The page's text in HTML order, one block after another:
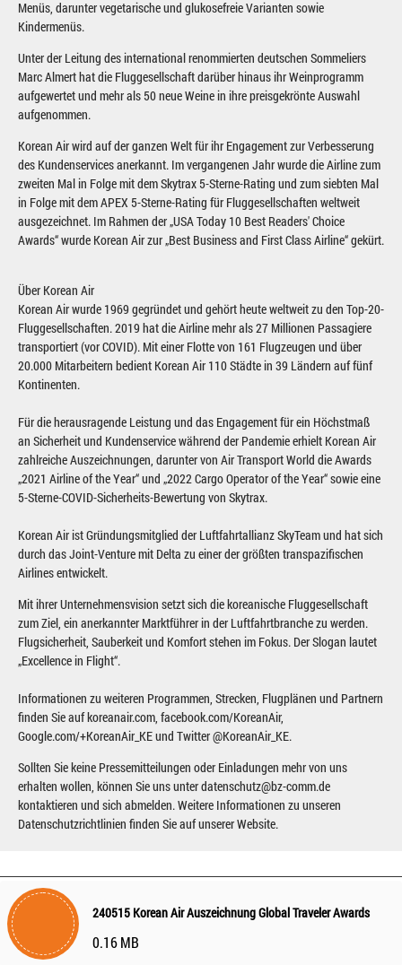
Menüs, darunter vegetarische und glukosefreie Varianten sowie
Kindermenüs.
Unter der Leitung des international renommierten deutschen Sommeliers
Marc Almert hat die Fluggesellschaft darüber hinaus ihr Weinprogramm
aufgewertet und mehr als 50 neue Weine in ihre preisgekrönte Auswahl
aufgenommen.
Korean Air wird auf der ganzen Welt für ihr Engagement zur Verbesserung
des Kundenservices anerkannt. Im vergangenen Jahr wurde die Airline zum
zweiten Mal in Folge mit dem Skytrax 5-Sterne-Rating und zum siebten Mal
in Folge mit dem APEX 5-Sterne-Rating für Fluggesellschaften weltweit
ausgezeichnet. Im Rahmen der „USA Today 10 Best Readers' Choice
Awards“ wurde Korean Air zur „Best Business and First Class Airline“ gekürt.
Über Korean Air
Korean Air wurde 1969 gegründet und gehört heute weltweit zu den Top-20-
Fluggesellschaften. 2019 hat die Airline mehr als 27 Millionen Passagiere
transportiert (vor COVID). Mit einer Flotte von 161 Flugzeugen und über
20.000 Mitarbeitern bedient Korean Air 110 Städte in 39 Ländern auf fünf
Kontinenten.
Für die herausragende Leistung und das Engagement für ein Höchstmaß
an Sicherheit und Kundenservice während der Pandemie erhielt Korean Air
zahlreiche Auszeichnungen, darunter von Air Transport World die Awards
„2021 Airline of the Year“ und „2022 Cargo Operator of the Year“ sowie eine
5-Sterne-COVID-Sicherheits-Bewertung von Skytrax.
Korean Air ist Gründungsmitglied der Luftfahrtallianz SkyTeam und hat sich
durch das Joint-Venture mit Delta zu einer der größten transpazifischen
Airlines entwickelt.
Mit ihrer Unternehmensvision setzt sich die koreanische Fluggesellschaft
zum Ziel, ein anerkannter Marktführer in der Luftfahrtbranche zu werden.
Flugsicherheit, Sauberkeit und Komfort stehen im Fokus. Der Slogan lautet
„Excellence in Flight“.
Informationen zu weiteren Programmen, Strecken, Flugplänen und Partnern
finden Sie auf koreanair.com, facebook.com/KoreanAir,
Google.com/+KoreanAir_KE und Twitter @KoreanAir_KE.
Sollten Sie keine Pressemitteilungen oder Einladungen mehr von uns
erhalten wollen, können Sie uns unter datenschutz@bz-comm.de
kontaktieren und sich abmelden. Weitere Informationen zu unseren
Datenschutzrichtlinien finden Sie auf unserer Website.
240515 Korean Air Auszeichnung Global Traveler Awards
0.16 MB